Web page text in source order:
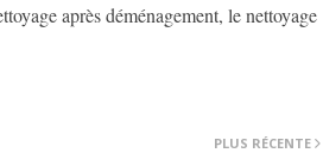
après déménagement, le nettoyage
PLUS RÉCENTE